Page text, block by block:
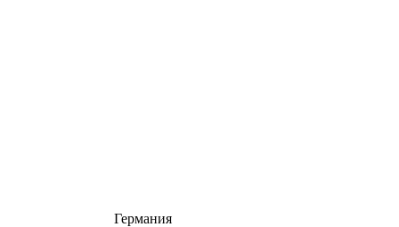
Германия